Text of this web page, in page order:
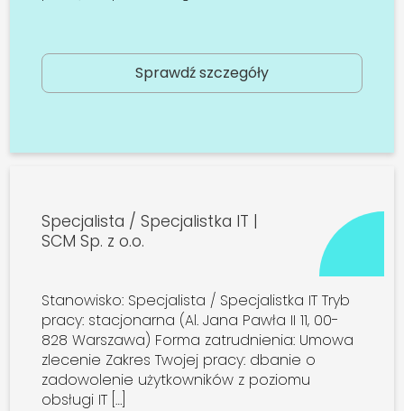
Sprawdź szczegóły
Specjalista / Specjalistka IT |
SCM Sp. z o.o.
Stanowisko: Specjalista / Specjalistka IT Tryb
pracy: stacjonarna (Al. Jana Pawła II 11, 00-
828 Warszawa) Forma zatrudnienia: Umowa
zlecenie Zakres Twojej pracy: dbanie o
zadowolenie użytkowników z poziomu
obsługi IT […]